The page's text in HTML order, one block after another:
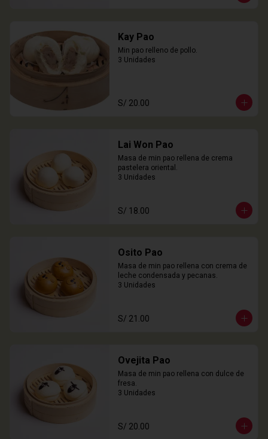
Kay Pao
Min pao relleno de pollo.
3 Unidades
S/ 20.00
Lai Won Pao
Masa de min pao rellena de crema
pastelera oriental.
3 Unidades
S/ 18.00
Osito Pao
Masa de min pao rellena con crema de
leche condensada y pecanas.
3 Unidades
S/ 21.00
Ovejita Pao
Masa de min pao rellena con dulce de
fresa.
3 Unidades
S/ 20.00